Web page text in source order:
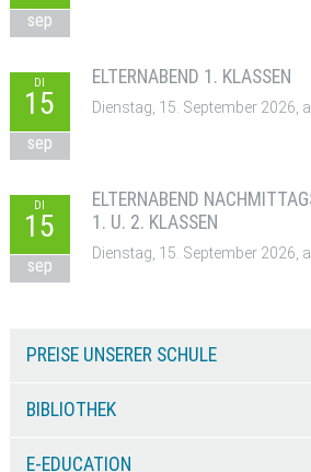
sep
DI
15
sep
ELTERNABEND 1. KLASSEN
Dienstag, 15. September 2026,
DI
15
sep
ELTERNABEND
1. U. 2. KLASSEN
Dienstag, 15. September 2026,
PREISE UNSERER SCHULE
BIBLIOTHEK
E-EDUCATION